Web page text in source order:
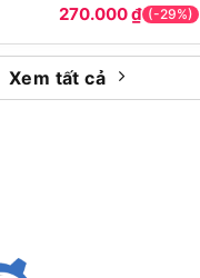
chi tiết
sở hữu các
Chống ăn mòn
270.000₫ (-29%)
Xem tất cả